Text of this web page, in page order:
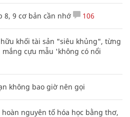
8, 9 cơ bản cần nhớ 106
khối tài sản "siêu khủng", từng
cựu mẫu 'không có nổi
không bao giờ nên gọi
nguyên tố hóa học bằng thơ,